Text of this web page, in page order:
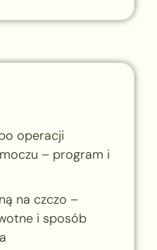
operacji
– program i
na czczo –
i sposób